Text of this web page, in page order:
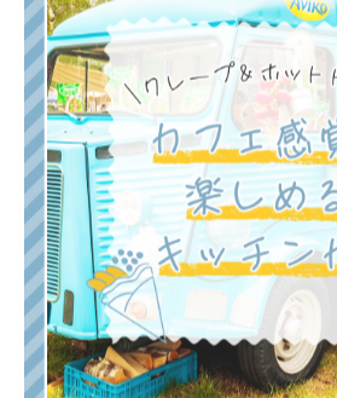
関連タグ
#クレープ #名古屋市
カテゴリー
全てのカテゴリー